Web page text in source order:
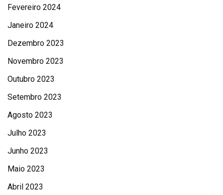
Fevereiro 2024
Janeiro 2024
Dezembro 2023
Novembro 2023
Outubro 2023
Setembro 2023
Agosto 2023
Julho 2023
Junho 2023
Maio 2023
Abril 2023